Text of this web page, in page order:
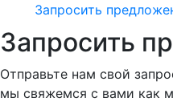
Запросить
Запросить
Отправьте нам свой
мы свяжемся с вами как